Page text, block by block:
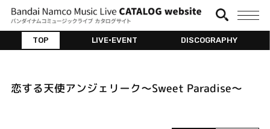
TOP LIVE•EVENT DISCOGRAPHY
恋する天使アンジェリーク～Sweet Paradise～